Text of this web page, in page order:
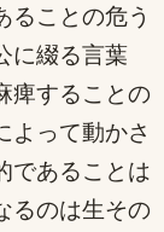
ることの危う
に綴る言葉
痺することの
よって動かさ
であることは
るのは生その